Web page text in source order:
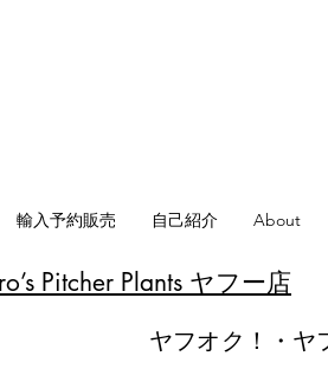
輸入予約販売 自己紹介 About
Pitcher Plants ヤフー店
ヤフオク！・ヤ